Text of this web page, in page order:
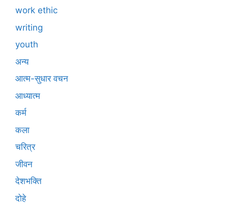
work ethic
writing
youth
अन्य
आत्म-सुधार वचन
आध्यात्म
कर्म
कला
चरित्र
जीवन
देशभक्ति
दोहे